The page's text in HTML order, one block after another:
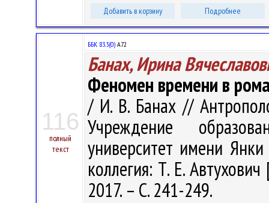
Добавить в корзину Подробнее
116
полный
текст
ББК 83.3(0) А72
Банах, Ирина
Феномен времени в
/ И. В. Банах //
Учреждение
университет имени
коллегия: Т. Е.
2017. – С. 241-249.